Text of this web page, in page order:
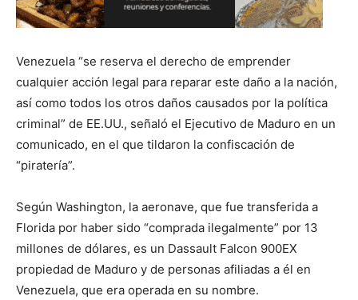
Venezuela “se reserva el derecho de emprender
cualquier acción legal para reparar este daño a la nación,
así como todos los otros daños causados por la política
criminal” de EE.UU., señaló el Ejecutivo de Maduro en un
comunicado, en el que tildaron la confiscación de
“piratería”.
Según Washington, la aeronave, que fue transferida a
Florida por haber sido “comprada ilegalmente” por 13
millones de dólares, es un Dassault Falcon 900EX
propiedad de Maduro y de personas afiliadas a él en
Venezuela, que era operada en su nombre.